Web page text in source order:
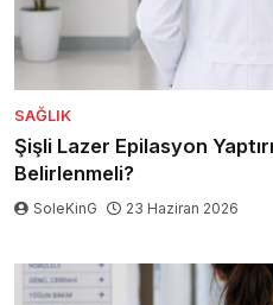
SAĞLIK
Şişli Lazer Epilasyon
Belirlenmeli?
SoleKinG 23 Haziran 2026